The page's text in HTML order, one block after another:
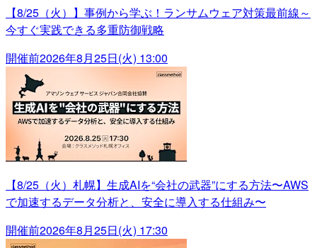
【8/25（火）】事例から学ぶ！ランサムウェア対策最前線～
今すぐ実践できる多重防御戦略
開催前2026年8月25日(火) 13:00
【8/25（火）札幌】生成AIを“会社の武器”にする方法〜AWS
で加速するデータ分析と、安全に導入する仕組み〜
開催前2026年8月25日(火) 17:30